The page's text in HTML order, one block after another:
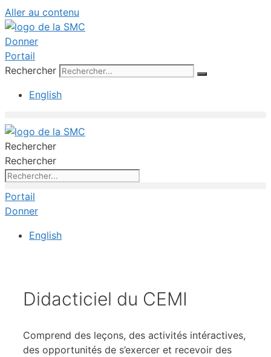
Aller au contenu
Donner
Portail
Rechercher
English
Rechercher
Rechercher
Portail
Donner
English
Didacticiel du CEMI
Comprend des leçons, des activités intéractives,
des opportunités de s’exercer et recevoir des